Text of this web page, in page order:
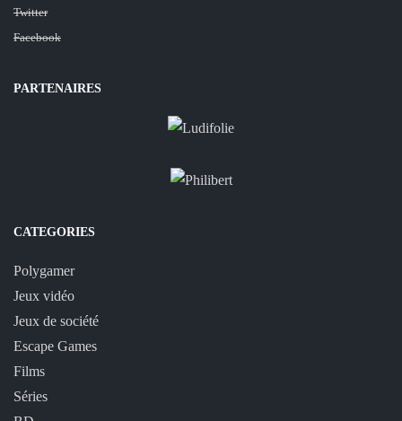
Twitter
Facebook
PARTENAIRES
CATEGORIES
Polygamer
Jeux vidéo
Jeux de société
Escape Games
Films
Séries